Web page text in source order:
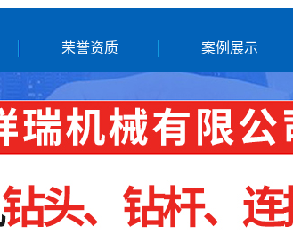
荣誉资质 案例展示